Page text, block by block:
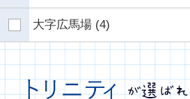
大字広馬場 (4)